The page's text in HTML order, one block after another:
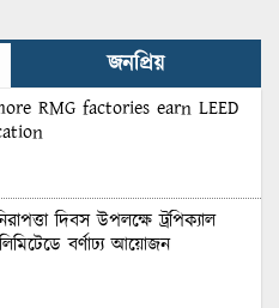
জনপ্রিয়
RMG factories earn LEED
দিবস উপলক্ষে ট্রপিক্যাল
বর্ণাঢ্য আয়োজন